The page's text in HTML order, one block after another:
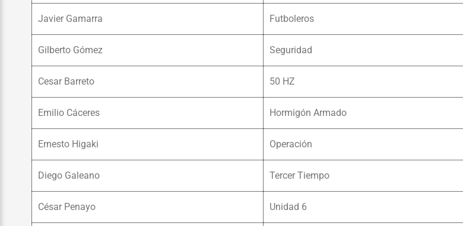
Javier Gamarra Futboleros
Gilberto Gómez Seguridad
Cesar Barreto 50 HZ
Emilio Cáceres Hormigón Armado
Ernesto Higaki Operación
Diego Galeano Tercer Tiempo
César Penayo Unidad 6